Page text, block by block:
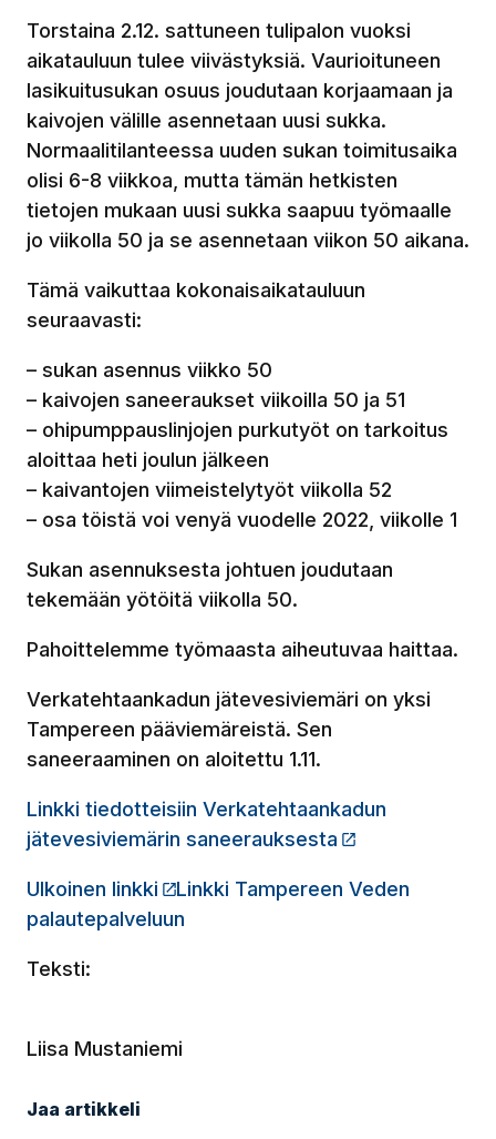
Torstaina 2.12. sattuneen tulipalon vuoksi
aikatauluun tulee viivästyksiä. Vaurioituneen
lasikuitusukan osuus joudutaan korjaamaan ja
kaivojen välille asennetaan uusi sukka.
Normaalitilanteessa uuden sukan toimitusaika
olisi 6-8 viikkoa, mutta tämän hetkisten
tietojen mukaan uusi sukka saapuu työmaalle
jo viikolla 50 ja se asennetaan viikon 50 aikana.
Tämä vaikuttaa kokonaisaikatauluun
seuraavasti:
– sukan asennus viikko 50
– kaivojen saneeraukset viikoilla 50 ja 51
– ohipumppauslinjojen purkutyöt on tarkoitus
aloittaa heti joulun jälkeen
– kaivantojen viimeistelytyöt viikolla 52
– osa töistä voi venyä vuodelle 2022, viikolle 1
Sukan asennuksesta johtuen joudutaan
tekemään yötöitä viikolla 50.
Pahoittelemme työmaasta aiheutuvaa haittaa.
Verkatehtaankadun jätevesiviemäri on yksi
Tampereen pääviemäreistä. Sen
saneeraaminen on aloitettu 1.11.
Linkki tiedotteisiin Verkatehtaankadun
jätevesiviemärin saneerauksesta
Ulkoinen linkki
Linkki Tampereen Veden
palautepalveluun
Teksti:
Liisa Mustaniemi
Jaa artikkeli